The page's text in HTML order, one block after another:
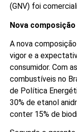
(GNV) foi
Nova composição
A nova
vigor e a
consumidor. Com
combustíveis no
de Política
30% de etanol
conter 15% de